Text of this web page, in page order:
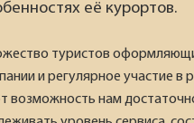
её курортов.
туристов
и регулярное участие в
возможность нам